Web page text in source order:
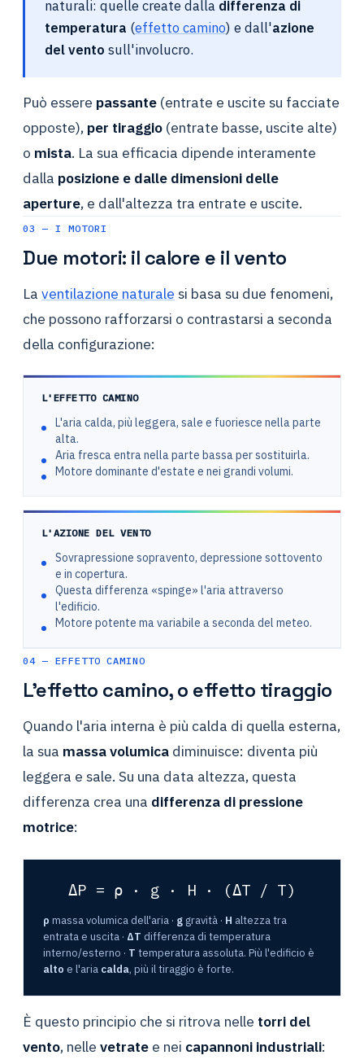
naturali: quelle create dalla differenza di
temperatura (effetto camino) e dall'azione
del vento sull'involucro.
Può essere passante (entrate e uscite su facciate
opposte), per tiraggio (entrate basse, uscite alte)
o mista. La sua efficacia dipende interamente
dalla posizione e dalle dimensioni delle
aperture, e dall'altezza tra entrate e uscite.
03 — I MOTORI
Due motori: il calore e il vento
La ventilazione naturale si basa su due fenomeni,
che possono rafforzarsi o contrastarsi a seconda
della configurazione:
L'EFFETTO CAMINO
L'aria calda, più leggera, sale e fuoriesce nella parte
alta.
Aria fresca entra nella parte bassa per sostituirla.
Motore dominante d'estate e nei grandi volumi.
L'AZIONE DEL VENTO
Sovrapressione sopravento, depressione sottovento
e in copertura.
Questa differenza «spinge» l'aria attraverso
l'edificio.
Motore potente ma variabile a seconda del meteo.
04 — EFFETTO CAMINO
L'effetto camino, o effetto tiraggio
Quando l'aria interna è più calda di quella esterna,
la sua massa volumica diminuisce: diventa più
leggera e sale. Su una data altezza, questa
differenza crea una differenza di pressione
motrice:
ΔP = ρ · g · H · (ΔT / T)
ρ massa volumica dell'aria · g gravità · H altezza tra
entrata e uscita · ΔT differenza di temperatura
interno/esterno · T temperatura assoluta. Più l'edificio è
alto e l'aria calda, più il tiraggio è forte.
È questo principio che si ritrova nelle torri del
vento, nelle vetrate e nei capannoni industriali: